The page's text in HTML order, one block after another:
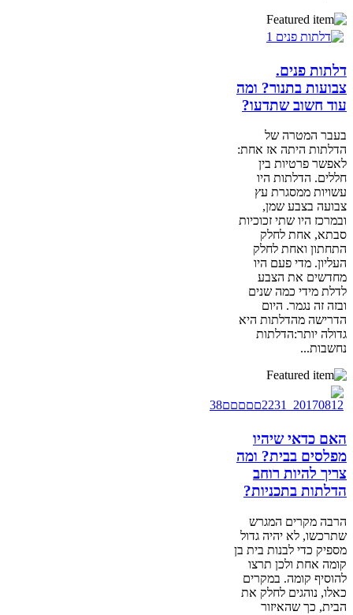
דלתות פנים.
צבועות בתנור? ומה
עוד חשוב שתדעו?
בעבר המטרה של
הדלתות היתה אז אחת:
לאפשר פרטיות בין
חללים. הדלתות היו
עשויות ממסגרת עץ
צבועה בצבע שמן,
ובמרכז היו שתי זכוכיות
סבתא, אחת לחלק
התחתון ואחת לחלק
העליון. מדי פעם היו
מחדשים את הצבע
לדלת מידי כמה שנים
ובזה זה נגמר. היום
הדרישה מהדלתות היא
גדולה יותר:הדלתות
נחשבות...
האם כדאי שיהיו
מפלסים בבית? ומה
צריך להיות רוחב
הדלתות בתכניות?
הרבה מקרים המגרש
שתרכשו, לא יהיה גדול
מספיק כדי לבנות בית בן
קומה אחת ולכן תרצו
להוסיף קומה. במקרים
כאלו, נוהגים לחלק את
הבית, כך שהאיזור